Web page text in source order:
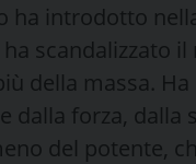
ha introdotto
scandalizzato
della massa.
dalla forza, dalla
del potente,